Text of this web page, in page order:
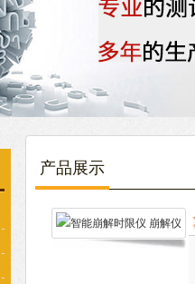
产品展示